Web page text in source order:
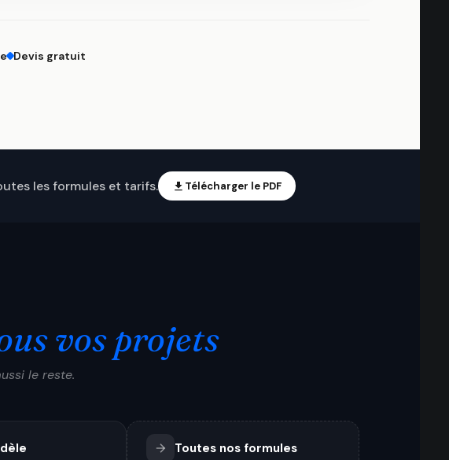
Devis gratuit
les formules et tarifs. Télécharger le PDF
vos projets
le reste.
Toutes nos formules